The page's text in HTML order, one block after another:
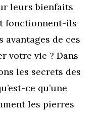
leurs bienfaits
fonctionnent-ils
avantages de ces
votre vie ? Dans
les secrets des
ce qu’une
les pierres